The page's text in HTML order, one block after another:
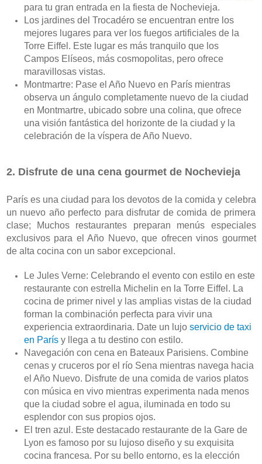
para tu gran entrada en la fiesta de Nochevieja.
Los jardines del Trocadéro se encuentran entre los
mejores lugares para ver los fuegos artificiales de la
Torre Eiffel. Este lugar es más tranquilo que los
Campos Elíseos, más cosmopolitas, pero ofrece
maravillosas vistas.
Montmartre: Pase el Año Nuevo en París mientras
observa un ángulo completamente nuevo de la ciudad
en Montmartre, ubicado sobre una colina, que ofrece
una visión fantástica del horizonte de la ciudad y la
celebración de la víspera de Año Nuevo.
2. Disfrute de una cena gourmet de Nochevieja
París es una ciudad para los devotos de la comida y celebra
un nuevo año perfecto para disfrutar de comida de primera
clase; Muchos restaurantes preparan menús especiales
exclusivos para el Año Nuevo, que ofrecen vinos gourmet
de alta cocina con un sabor excepcional.
Le Jules Verne: Celebrando el evento con estilo en este
restaurante con estrella Michelin en la Torre Eiffel. La
cocina de primer nivel y las amplias vistas de la ciudad
forman la combinación perfecta para vivir una
experiencia extraordinaria. Date un lujo servicio de taxi
en París y llega a tu destino con estilo.
Navegación con cena en Bateaux Parisiens. Combine
cenas y cruceros por el río Sena mientras navega hacia
el Año Nuevo. Disfrute de una comida de varios platos
con música en vivo mientras experimenta nada menos
que la ciudad sobre el agua, iluminada en todo su
esplendor con sus propios ojos.
El tren azul. Este destacado restaurante de la Gare de
Lyon es famoso por su lujoso diseño y su exquisita
cocina francesa. Por su bello entorno, es la elección